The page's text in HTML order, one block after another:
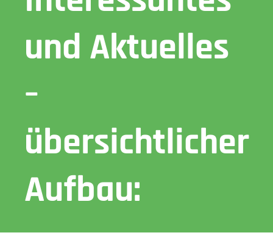
und Aktuelles
–
übersichtlicher
Aufbau: